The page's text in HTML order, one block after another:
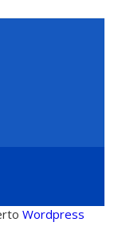
Wordpress